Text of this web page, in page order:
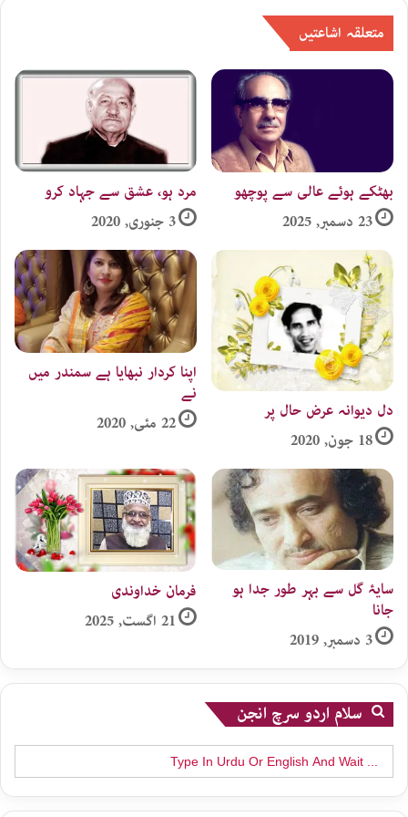
متعلقہ اشاعتیں
بھٹکے ہوئے عالی سے پوچھو
23 دسمبر, 2025
مرد ہو، عشق سے جہاد کرو
3 جنوری, 2020
دل دیوانہ عرض حال پر
18 جون, 2020
اپنا کردار نبھایا ہے سمندر میں
نے
22 مئی, 2020
سایۂ گل سے بہر طور جدا ہو
جانا
3 دسمبر, 2019
فرمان خداوندی
21 اگست, 2025
سلام اردو سرچ انجن
Search
for: